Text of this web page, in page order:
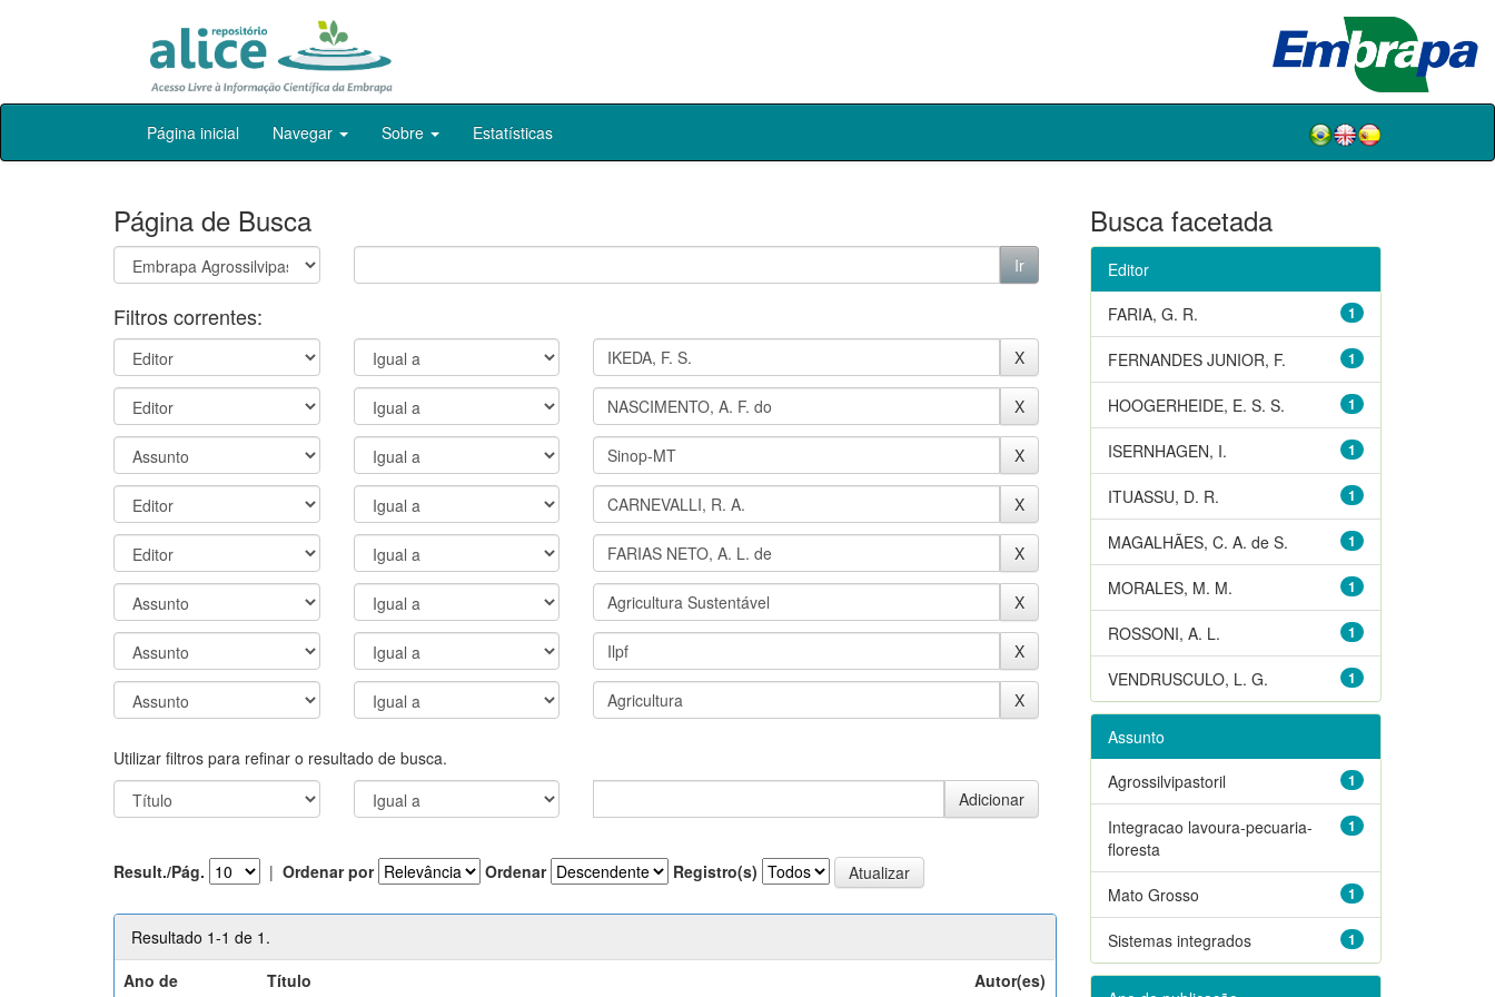
Skip
Página inicial Navegar Sobre Estatísticas
Página de Busca
Filtros correntes:
Utilizar filtros para refinar o resultado de busca.
Result./Pág. | Ordenar por Ordenar Registro(s)
Resultado 1-1 de 1.
Ano de
Título Autor(es)
Busca facetada
Editor
1
FARIA, G. R.
1
FERNANDES JUNIOR, F.
1
HOOGERHEIDE, E. S. S.
1
ISERNHAGEN, I.
1
ITUASSU, D. R.
1
MAGALHÃES, C. A. de S.
1
MORALES, M. M.
1
ROSSONI, A. L.
1
VENDRUSCULO, L. G.
Assunto
1
Agrossilvipastoril
1
Integracao lavoura-pecuaria-
floresta
1
Mato Grosso
1
Sistemas integrados